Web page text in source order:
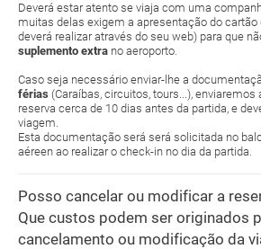
Deverá estar atento se viaja com uma
muitas delas exigem a apresentação do cartão
deverá realizar através do seu web) para que
suplemento extra no aeroporto.
Caso seja necessário enviar-lhe a
férias (Caraíbas, circuitos, tours...),
reserva cerca de 10 dias antes da partida, e
viagem.
Esta documentação será será solicitada no
aéreen ao realizar o check-in no dia da partida.
Posso cancelar ou modificar a
Que custos podem ser originados
cancelamento ou modificação da